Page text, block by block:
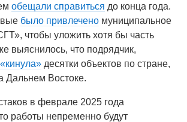
обещали справиться до конца года.
было привлечено муниципальное
чтобы уложить хотя бы часть
выяснилось, что подрядчик,
десятки объектов по стране,
Дальнем Востоке.
в феврале 2025 года
работы непременно будут